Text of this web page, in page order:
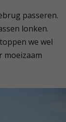
passeren.
lonken.
we wel
moeizaam